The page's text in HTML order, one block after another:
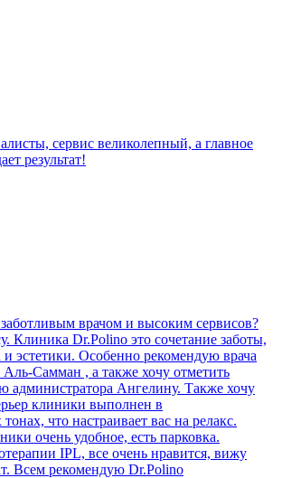
сервис великолепный, а главное
результат!
врачом и высоким сервисов?
Клиника Dr.Polino это сочетание заботы,
эстетики. Особенно рекомендую врача
Самман , а также хочу отметить
администратора Ангелину. Также хочу
клиники выполнен в
что настраивает вас на релакс.
очень удобное, есть парковка.
IPL, все очень нравится, вижу
Всем рекомендую Dr.Polino